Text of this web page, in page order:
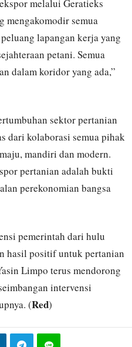
melalui Geratieks
mengakomodir semua
lapangan kerja yang
petani. Semua
dalam koridor yang ada,”
sektor pertanian
dari kolaborasi semua pihak
mandiri dan modern.
pertanian adalah bukti
perekonomian bangsa
pemerintah dari hulu
hasil positif untuk pertanian
Limpo terus mendorong
intervensi
(Red)